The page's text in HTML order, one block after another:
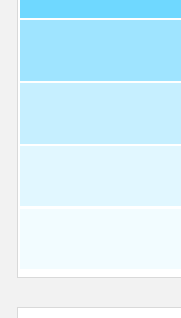
עצות
13